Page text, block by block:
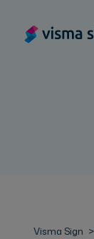
Visma Sign